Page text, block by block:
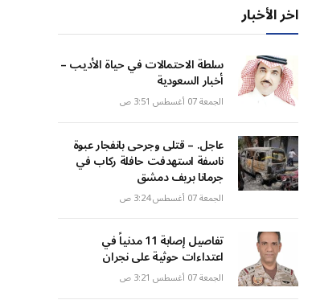
اخر الأخبار
سلطة الاحتمالات في حياة الأديب –
أخبار السعودية
الجمعة 07 أغسطس 3:51 ص
عاجل. – قتلى وجرحى بانفجار عبوة
ناسفة استهدفت حافلة ركاب في
جرمانا بريف دمشق
الجمعة 07 أغسطس 3:24 ص
تفاصيل إصابة 11 مدنياً في
اعتداءات حوثية على نجران
الجمعة 07 أغسطس 3:21 ص